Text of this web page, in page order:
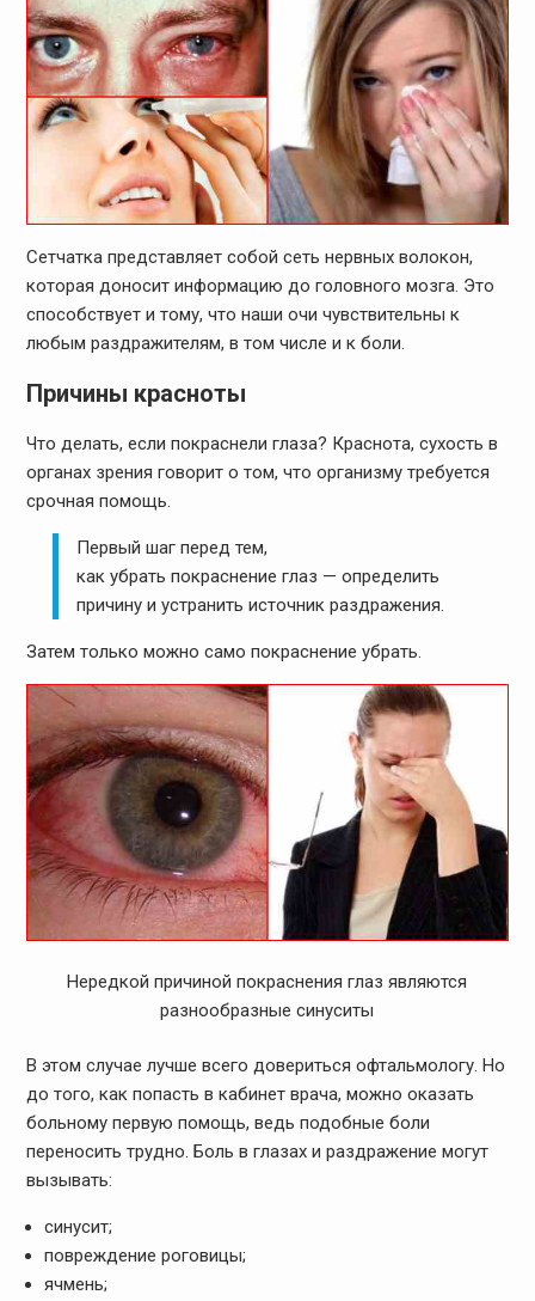
Сетчатка представляет собой сеть нервных волокон,
которая доносит информацию до головного мозга. Это
способствует и тому, что наши очи чувствительны к
любым раздражителям, в том числе и к боли.
Причины красноты
Что делать, если покраснели глаза? Краснота, сухость в
органах зрения говорит о том, что организму требуется
срочная помощь.
Первый шаг перед тем,
как убрать покраснение глаз — определить
причину и устранить источник раздражения.
Затем только можно само покраснение убрать.
Нередкой причиной покраснения глаз являются
разнообразные синуситы
В этом случае лучше всего довериться офтальмологу. Но
до того, как попасть в кабинет врача, можно оказать
больному первую помощь, ведь подобные боли
переносить трудно. Боль в глазах и раздражение могут
вызывать:
синусит;
повреждение роговицы;
ячмень;